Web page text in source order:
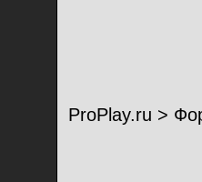
ProPlay.ru >